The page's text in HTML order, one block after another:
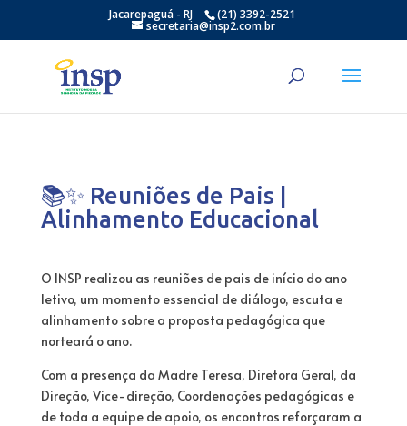
Jacarepaguá - RJ (21) 3392-2521
secretaria@insp2.com.br
📚✨ Reuniões de Pais |
Alinhamento Educacional
O INSP realizou as reuniões de pais de início do ano
letivo, um momento essencial de diálogo, escuta e
alinhamento sobre a proposta pedagógica que
norteará o ano.
Com a presença da Madre Teresa, Diretora Geral, da
Direção, Vice-direção, Coordenações pedagógicas e
de toda a equipe de apoio, os encontros reforçaram a